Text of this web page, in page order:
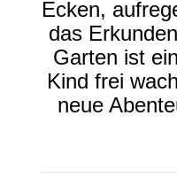
Ecken,
das
Garten ist
Kind frei
neue